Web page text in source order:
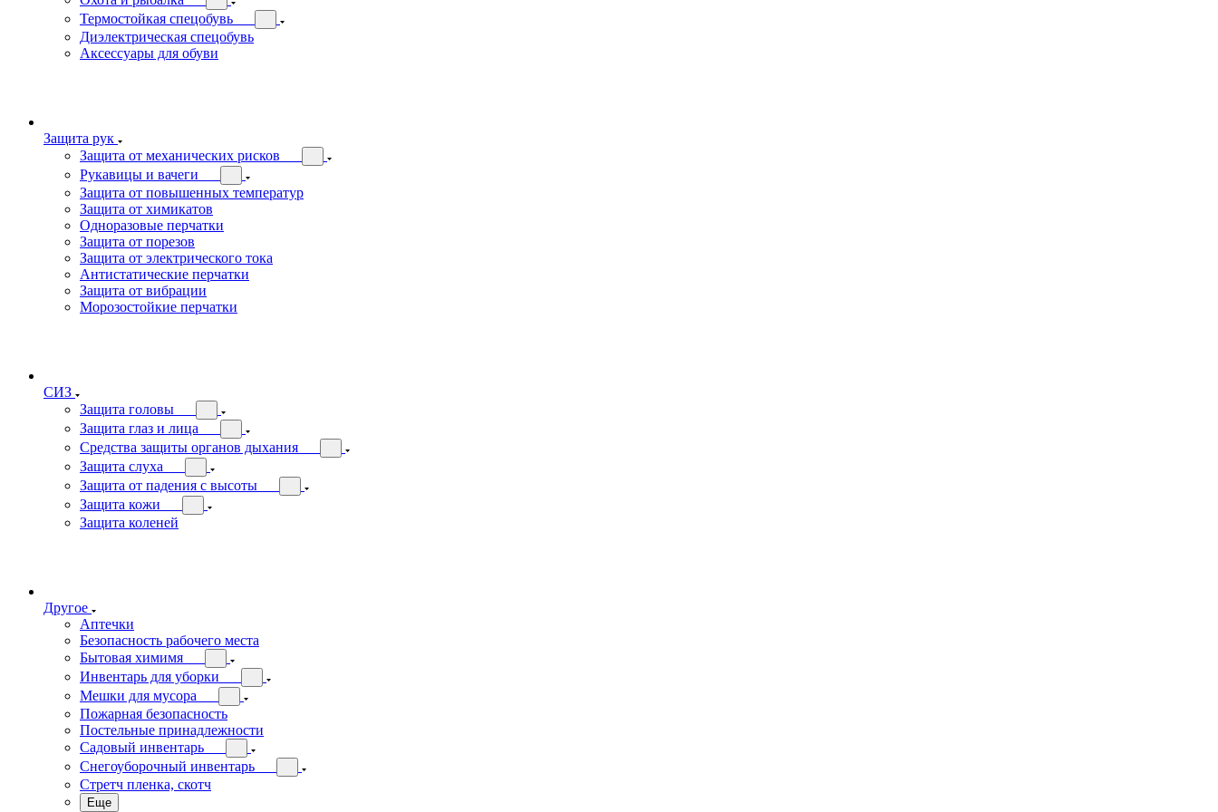
Термостойкая спецобувь
Диэлектрическая спецобувь
Аксессуары для обуви
Защита рук
Защита от механических рисков
Рукавицы и вачеги
Защита от повышенных температур
Защита от химикатов
Одноразовые перчатки
Защита от порезов
Защита от электрического тока
Антистатические перчатки
Защита от вибрации
Морозостойкие перчатки
СИЗ
Защита головы
Защита глаз и лица
Средства защиты органов дыхания
Защита слуха
Защита от падения с высоты
Защита кожи
Защита коленей
Другое
Аптечки
Безопасность рабочего места
Бытовая химимя
Инвентарь для уборки
Мешки для мусора
Пожарная безопасность
Постельные принадлежности
Садовый инвентарь
Снегоуборочный инвентарь
Стретч пленка, скотч
Еще